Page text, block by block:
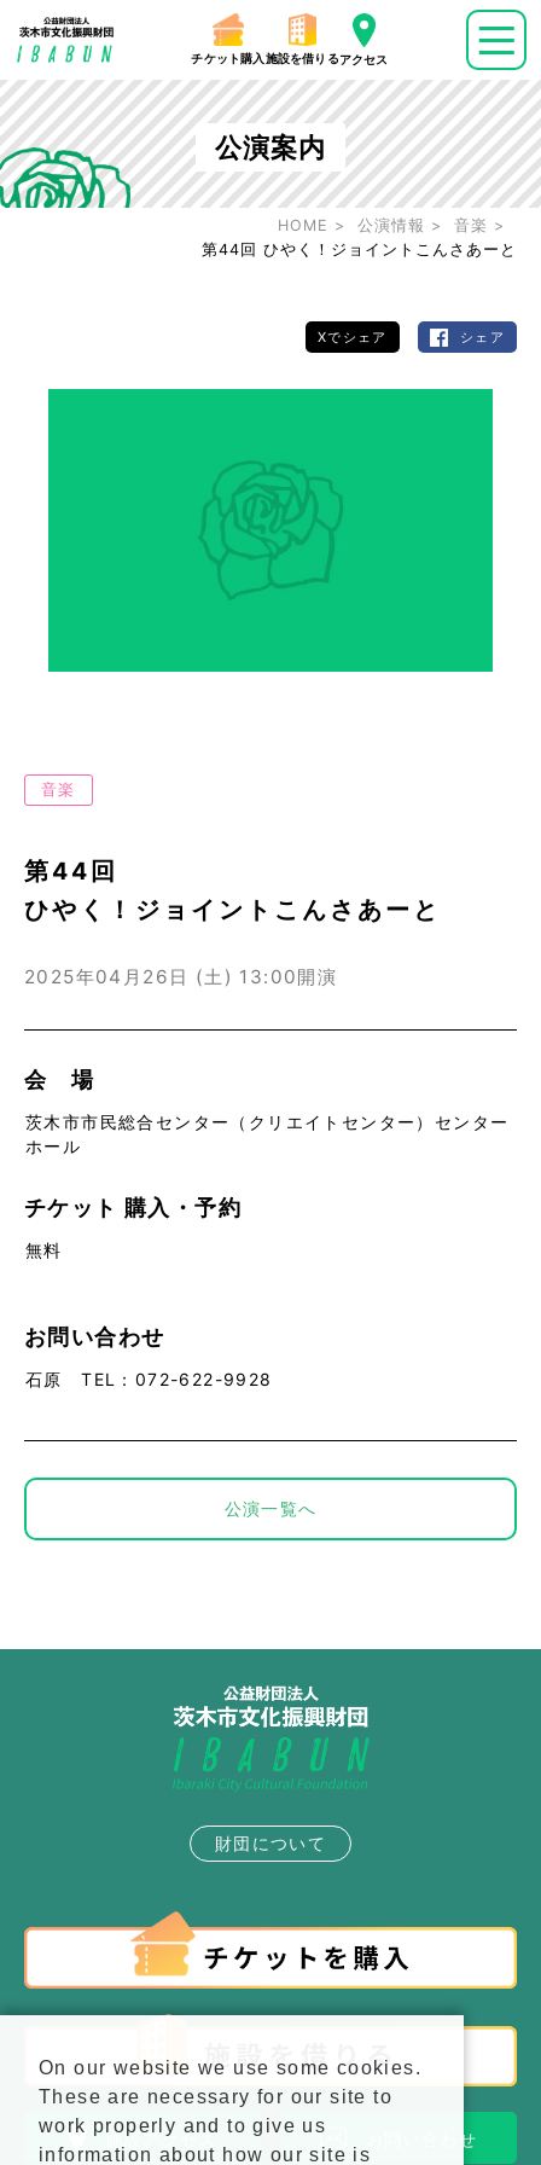
チケット購入 施設を借りるアクセス
公演案内
HOME 公演情報
音楽
第44回 ひやく！ジョイントこんさあーと
Xでシェア シェア
音楽
第44回
ひやく！ジョイントこんさあーと
2025年04月26日 (土) 13:00開演
会 場
茨木市市民総合センター（クリエイトセンター）センター
ホール
チケット 購入・予約
無料
お問い合わせ
石原 TEL：072-622-9928
公演一覧へ
財団について
施設アクセス お問い合わせ
On our website we use some cookies.
These are necessary for our site to
work properly and to give us
information about how our site is